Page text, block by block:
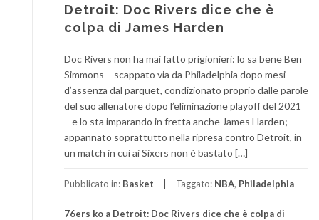
Detroit: Doc Rivers dice che è
colpa di James Harden
Doc Rivers non ha mai fatto prigionieri: lo sa bene Ben
Simmons – scappato via da Philadelphia dopo mesi
d’assenza dal parquet, condizionato proprio dalle parole
del suo allenatore dopo l’eliminazione playoff del 2021
– e lo sta imparando in fretta anche James Harden;
appannato soprattutto nella ripresa contro Detroit, in
un match in cui ai Sixers non è bastato […]
Pubblicato in: Basket Taggato: NBA, Philadelphia
76ers ko a Detroit: Doc Rivers dice che è colpa di